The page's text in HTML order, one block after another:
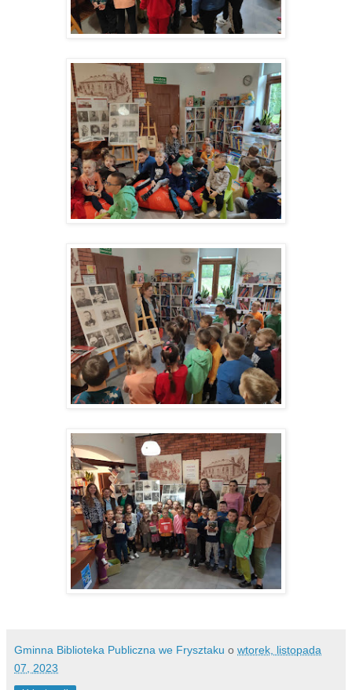
Gminna Biblioteka Publiczna we Frysztaku o wtorek, listopada
07, 2023